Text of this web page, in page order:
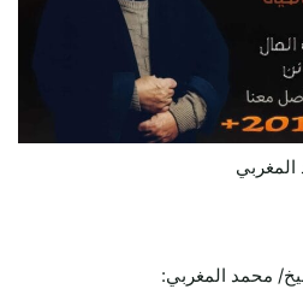
المغربي
محمد المغربي: